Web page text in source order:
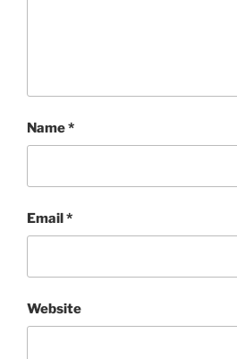
Name*
Email*
Website